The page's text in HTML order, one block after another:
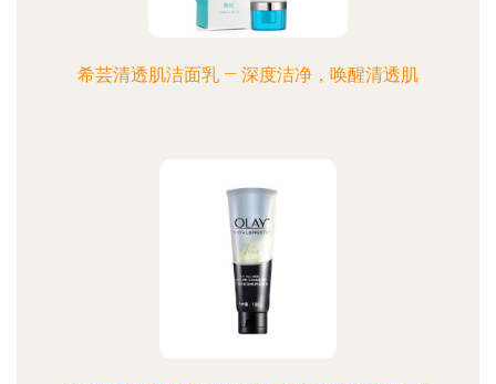
希芸清透肌洁面乳 — 深度洁净，唤醒清透肌